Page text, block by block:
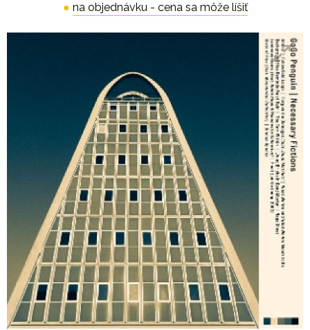
● na objednávku - cena sa môže líšiť